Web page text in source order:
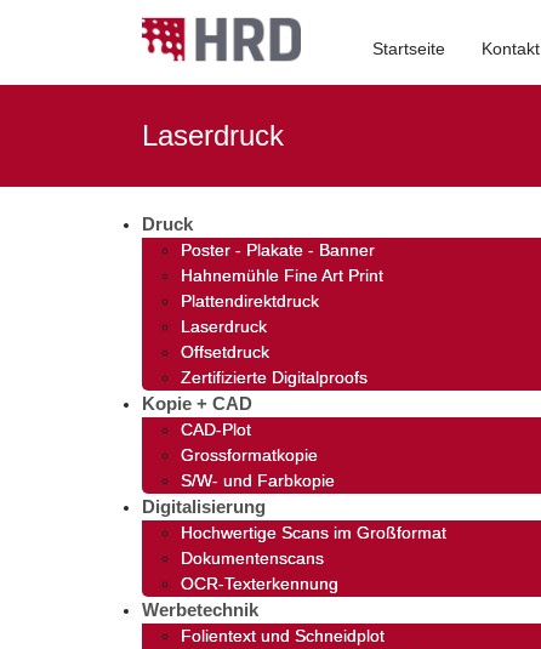
Startseite Kontakt
Laserdruck
Druck
Poster - Plakate - Banner
Hahnemühle Fine Art Print
Plattendirektdruck
Laserdruck
Offsetdruck
Zertifizierte Digitalproofs
Kopie + CAD
CAD-Plot
Grossformatkopie
S/W- und Farbkopie
Digitalisierung
Hochwertige Scans im Großformat
Dokumentenscans
OCR-Texterkennung
Werbetechnik
Folientext und Schneidplot